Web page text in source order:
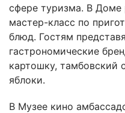
сфере туризма. В Доме
мастер-класс по
блюд. Гостям
гастрономические
картошку, тамбовский
яблоки.
В Музее кино